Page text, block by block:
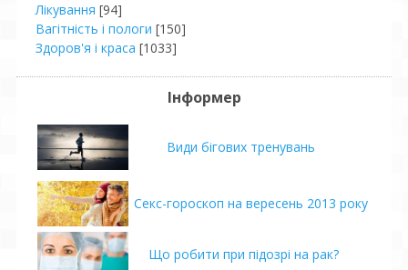
Лікування [94]
Вагітність і пологи [150]
Здоров'я і краса [1033]
Інформер
Види бігових тренувань
Секс-гороскоп на вересень 2013 року
Що робити при підозрі на рак?